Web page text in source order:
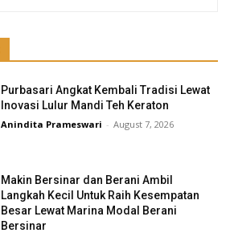
Purbasari Angkat Kembali Tradisi Lewat
Inovasi Lulur Mandi Teh Keraton
Anindita Prameswari - August 7, 2026
Makin Bersinar dan Berani Ambil
Langkah Kecil Untuk Raih Kesempatan
Besar Lewat Marina Modal Berani
Bersinar